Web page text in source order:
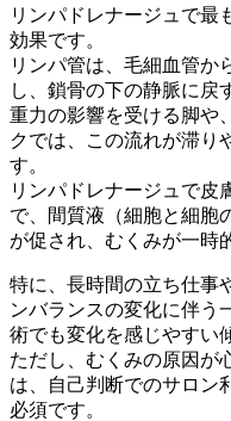
リンパドレナージュで最
効果です。
リンパ管は、毛細血管か
し、鎖骨の下の静脈に戻
重力の影響を受ける脚や
クでは、この流れが滞り
す。
リンパドレナージュで皮
で、間質液（細胞と細胞
が促され、むくみが一時
特に、長時間の立ち仕事
ンバランスの変化に伴う
術でも変化を感じやすい
ただし、むくみの原因が
は、自己判断でのサロン
必須です。